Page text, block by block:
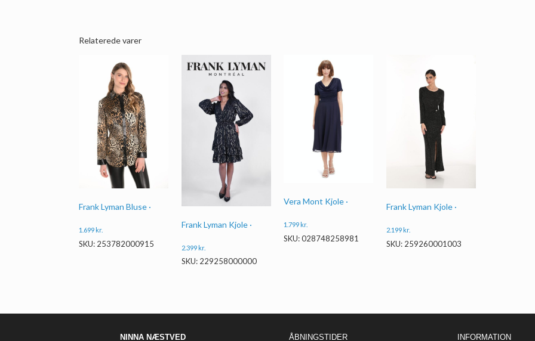
Relaterede varer
Frank Lyman Bluse ·
1.699 kr.
SKU: 253782000915
Frank Lyman Kjole ·
2.399kr.
SKU: 229258000000
Vera Mont Kjole ·
1.799 kr.
SKU: 028748258981
Frank Lyman Kjole ·
2.199 kr.
SKU: 259260001003
NINNA NÆSTVED ÅBNINGSTIDER INFORMATION